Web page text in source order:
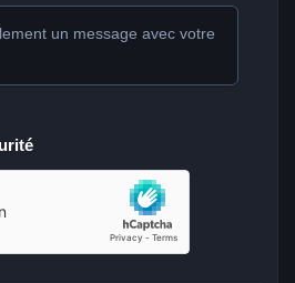
un message avec votre